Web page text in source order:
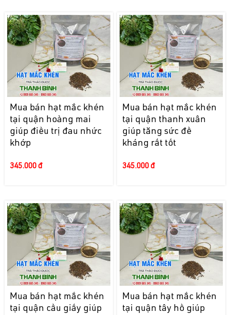
Mua bán hạt mắc khén
tại quận hoàng mai
giúp điều trị đau nhức
khớp
345.000 đ
Mua bán hạt mắc khén
tại quận thanh xuân
giúp tăng sức đề
kháng rất tốt
345.000 đ
Mua bán hạt mắc khén
tại quận cầu giấy giúp
Mua bán hạt mắc khén
tại quận tây hồ giúp